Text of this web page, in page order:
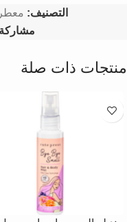
التصنيف:
منتجات ذات صلة